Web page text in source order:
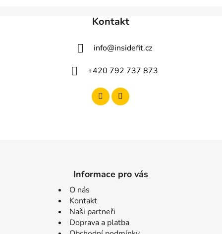
Kontakt
info@insidefit.cz
+420 792 737 873
Informace pro vás
O nás
Kontakt
Naši partneři
Doprava a platba